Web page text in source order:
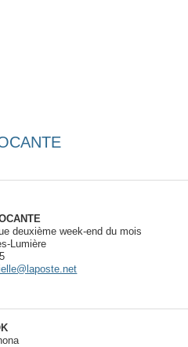
deuxième week-end du mois
Lumière